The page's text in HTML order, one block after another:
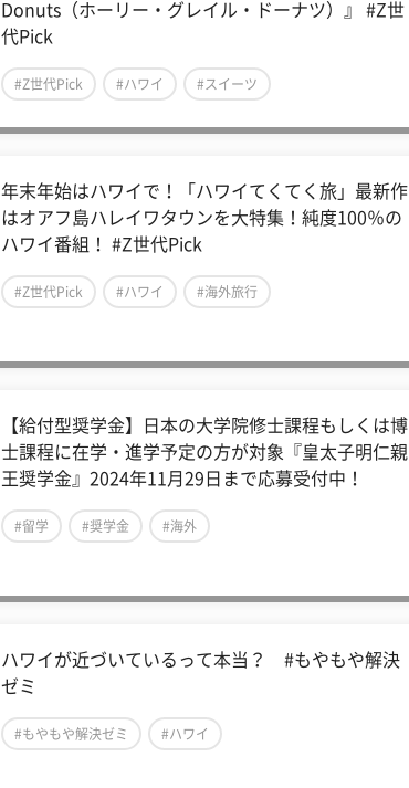
Donuts（ホーリー・グレイル・ドーナツ）』 #Z世
代Pick
#Z世代Pick #ハワイ #スイーツ
年末年始はハワイで！「ハワイてくてく旅」最新作
はオアフ島ハレイワタウンを大特集！純度100％の
ハワイ番組！ #Z世代Pick
#Z世代Pick #ハワイ #海外旅行
【給付型奨学金】日本の大学院修士課程もしくは博
士課程に在学・進学予定の方が対象『皇太子明仁親
王奨学金』2024年11月29日まで応募受付中！
#留学 #奨学金 #海外
ハワイが近づいているって本当？ #もやもや解決
ゼミ
#もやもや解決ゼミ #ハワイ